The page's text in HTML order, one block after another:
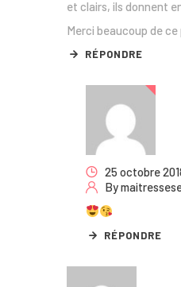
et clairs, ils donnent
Merci beaucoup de
RÉPONDRE
25 octobre
By
RÉPONDRE